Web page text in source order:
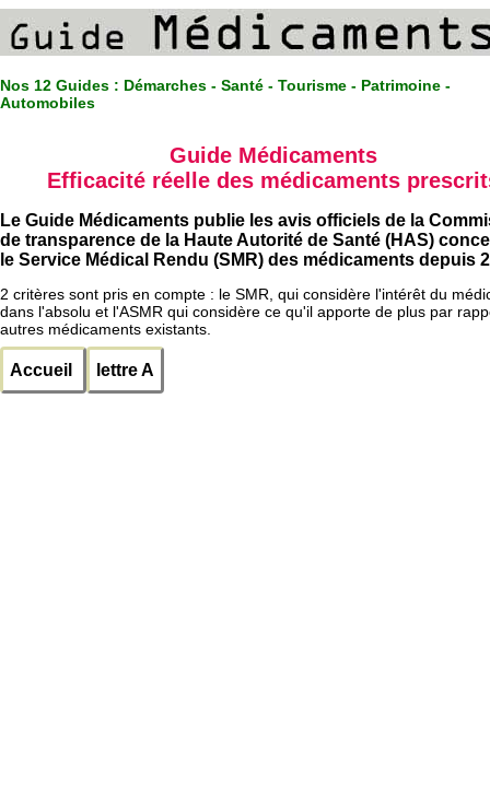
Nos 12 Guides : Démarches - Santé - Tourisme - Patrimoine -
Automobiles
Guide Médicaments
Efficacité réelle des médicaments
Le Guide Médicaments publie les avis officiels de la
de transparence de la Haute Autorité de Santé (HAS)
le Service Médical Rendu (SMR) des médicaments depuis
2 critères sont pris en compte : le SMR, qui considère l'intérêt du
dans l'absolu et l'ASMR qui considère ce qu'il apporte de plus par
autres médicaments existants.
Accueil lettre A